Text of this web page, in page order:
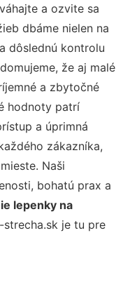
a ozvite sa
dbáme nielen na
dôslednú kontrolu
že aj malé
a zbytočné
hodnoty patrí
a úprimná
zákazníka,
Naši
bohatú prax a
lepenky na
je tu pre